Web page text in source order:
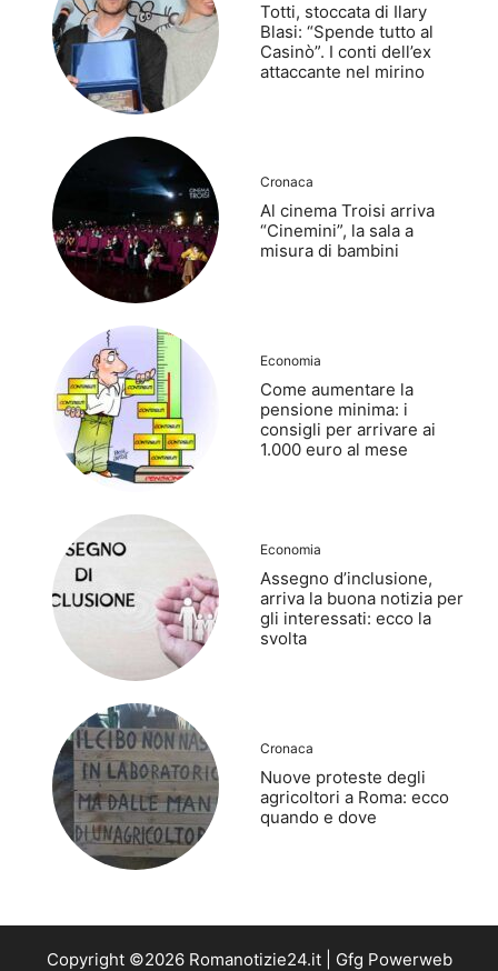
Totti, stoccata di Ilary
Blasi: “Spende tutto al
Casinò”. I conti dell’ex
attaccante nel mirino
Cronaca
Al cinema Troisi arriva
“Cinemini”, la sala a
misura di bambini
Economia
Come aumentare la
pensione minima: i
consigli per arrivare ai
1.000 euro al mese
Economia
Assegno d’inclusione,
arriva la buona notizia per
gli interessati: ecco la
svolta
Cronaca
Nuove proteste degli
agricoltori a Roma: ecco
quando e dove
Copyright ©2026 Romanotizie24.it | Gfg Powerweb